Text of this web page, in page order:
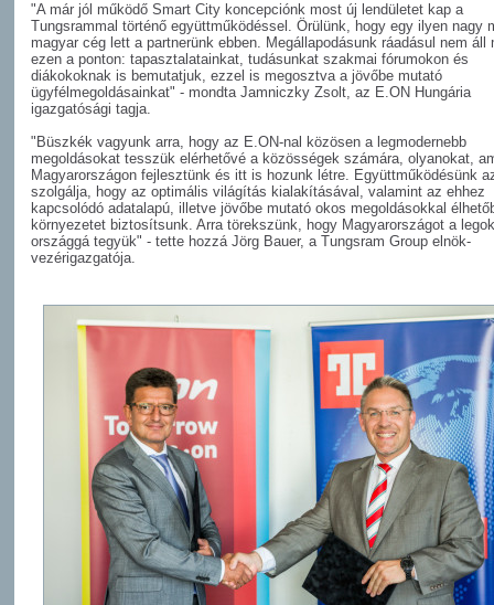
"A már jól működő Smart City koncepciónk most új lendületet kap a
Tungsrammal történő együttműködéssel. Örülünk, hogy egy ilyen nagy
magyar cég lett a partnerünk ebben. Megállapodásunk ráadásul nem áll
ezen a ponton: tapasztalatainkat, tudásunkat szakmai fórumokon és
diákokoknak is bemutatjuk, ezzel is megosztva a jövőbe mutató
ügyfélmegoldásainkat" - mondta Jamniczky Zsolt, az E.ON Hungária
igazgatósági tagja.
"Büszkék vagyunk arra, hogy az E.ON-nal közösen a legmodernebb
megoldásokat tesszük elérhetővé a közösségek számára, olyanokat,
Magyarországon fejlesztünk és itt is hozunk létre. Együttműködésünk
szolgálja, hogy az optimális világítás kialakításával, valamint az ehhez
kapcsolódó adatalapú, illetve jövőbe mutató okos megoldásokkal
környezetet biztosítsunk. Arra törekszünk, hogy Magyarországot a
országgá tegyük" - tette hozzá Jörg Bauer, a Tungsram Group elnök-
vezérigazgatója.